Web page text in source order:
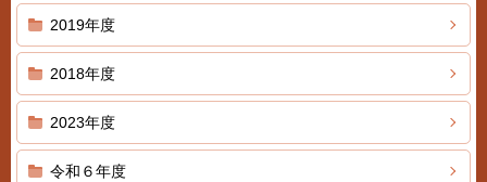
2019年度
2018年度
2023年度
令和６年度